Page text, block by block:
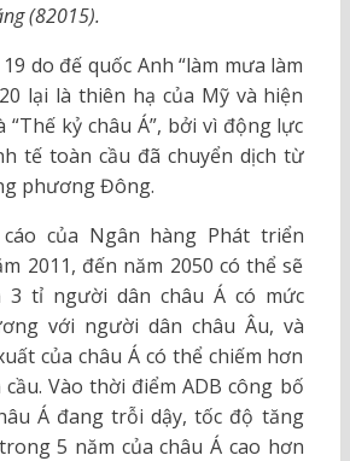
(82015).
do đế quốc Anh “làm mưa làm
lại là thiên hạ của Mỹ và hiện
“Thế kỷ châu Á”, bởi vì động lực
tế toàn cầu đã chuyển dịch từ
phương Đông.
của Ngân hàng Phát triển
2011, đến năm 2050 có thể sẽ
3 tỉ người dân châu Á có mức
với người dân châu Âu, và
của châu Á có thể chiếm hơn
Vào thời điểm ADB công bố
Á đang trỗi dậy, tốc độ tăng
5 năm của châu Á cao hơn